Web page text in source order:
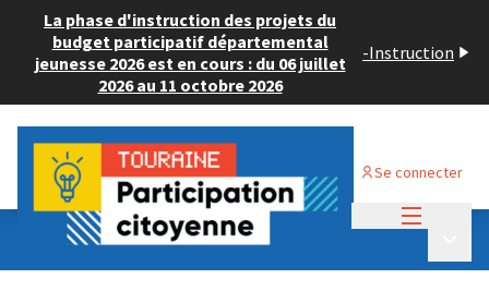
La phase d'instruction des projets du
budget participatif départemental
jeunesse 2026 est en cours : du 06 juillet
2026 au 11 octobre 2026
-Instruction
Se connecter
Budget Participatif JEUNESSE 2024
💡 Consulter les projets déposés